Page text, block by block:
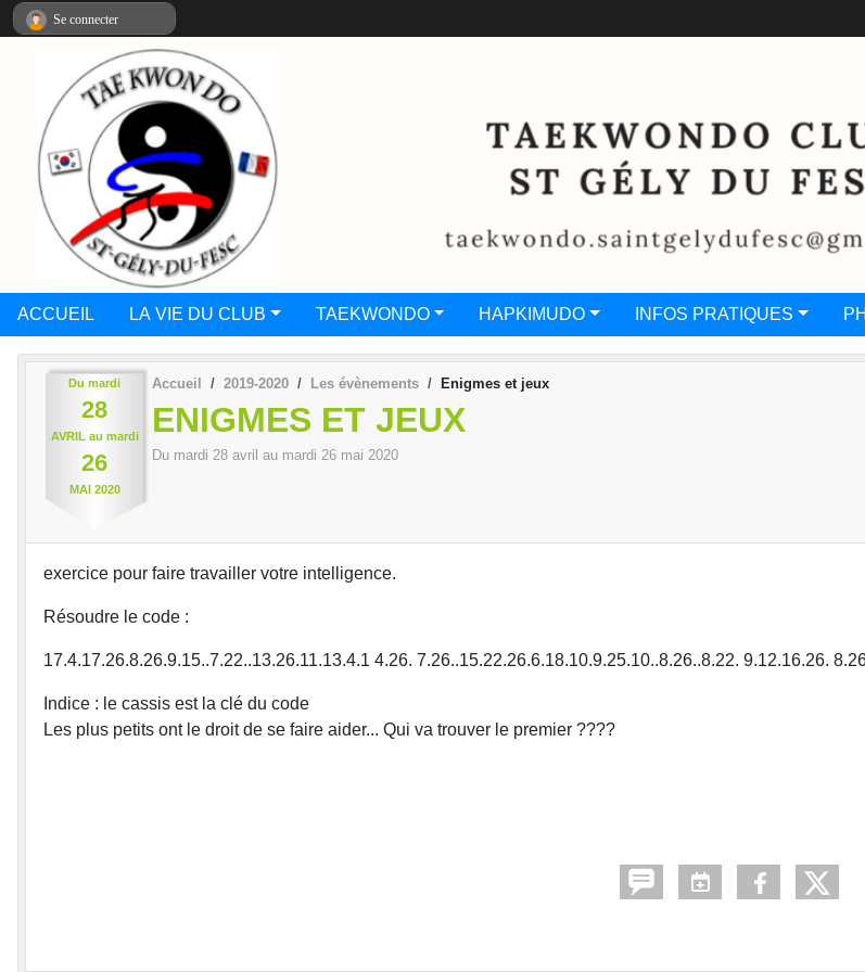
ACCUEIL LA VIE DU CLUB TAEKWONDO HAPKIMUDO INFOS PRATIQUES
Du mardi
28
AVRIL au mardi
26
MAI 2020
Accueil 2019-2020 Les évènements Enigmes et jeux
ENIGMES ET JEUX
Du mardi 28 avril au mardi 26 mai 2020
exercice pour faire travailler votre intelligence.
Résoudre le code :
17.4.17.26.8.26.9.15..7.22..13.26.11.13.4.1 4.26. 7.26..15.22.26.6.18.10.9.25.10..8.26..8.22. 9.12.16.26.
Indice : le cassis est la clé du code
Les plus petits ont le droit de se faire aider... Qui va trouver le premier ????
Se connecter
Panneau de gestion des cookies